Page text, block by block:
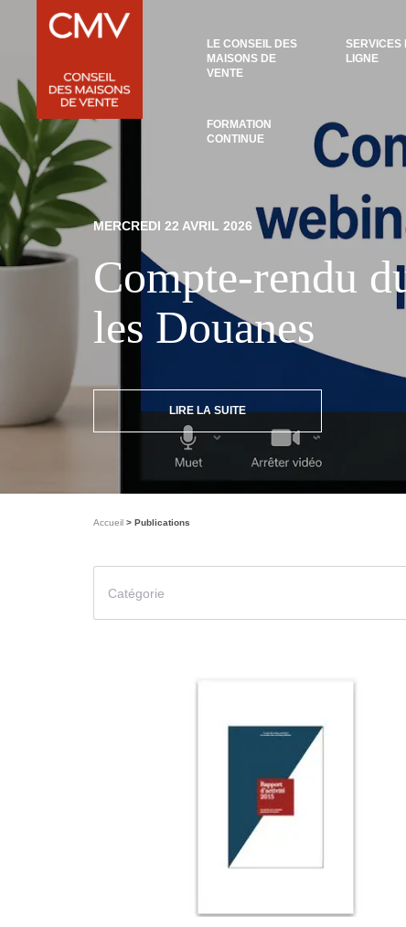
LE CONSEIL DES
MAISONS DE
VENTE
SERVICES
LIGNE
FORMATION
CONTINUE
MERCREDI 22 AVRIL 2026
Compte-rendu
les Douanes
LIRE LA SUITE
Accueil Publications
Catégorie